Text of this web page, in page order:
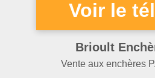
Brioult
Vente aux enchères